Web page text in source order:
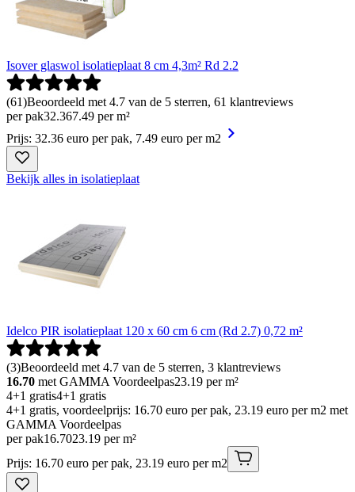
Isover glaswol isolatieplaat 8 cm 4,3m² Rd 2.2
(61)Beoordeeld met 4.7 van de 5 sterren, 61 klantreviews
per pak32.367.49 per m²
Prijs: 32.36 euro per pak, 7.49 euro per m2
Bekijk alles in isolatieplaat
Idelco PIR isolatieplaat 120 x 60 cm 6 cm (Rd 2.7) 0,72 m²
(3)Beoordeeld met 4.7 van de 5 sterren, 3 klantreviews
16.70 met GAMMA Voordeelpas23.19 per m²
4+1 gratis4+1 gratis
4+1 gratis, voordeelprijs: 16.70 euro per pak, 23.19 euro per m2 met
GAMMA Voordeelpas
per pak16.7023.19 per m²
Prijs: 16.70 euro per pak, 23.19 euro per m2